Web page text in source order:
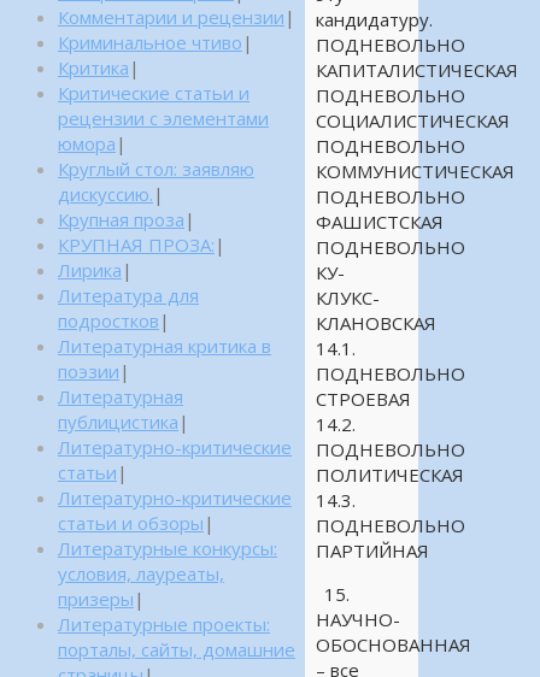
кандидатуру.
ПОДНЕВОЛЬНО
КАПИТАЛИСТИЧЕСКАЯ
ПОДНЕВОЛЬНО
СОЦИАЛИСТИЧЕСКАЯ
ПОДНЕВОЛЬНО
КОММУНИСТИЧЕСКАЯ
ПОДНЕВОЛЬНО
ФАШИСТСКАЯ
ПОДНЕВОЛЬНО
КУ-
КЛУКС-
КЛАНОВСКАЯ
14.1.
ПОДНЕВОЛЬНО
СТРОЕВАЯ
14.2.
ПОДНЕВОЛЬНО
ПОЛИТИЧЕСКАЯ
14.3.
ПОДНЕВОЛЬНО
ПАРТИЙНАЯ
15.
НАУЧНО-
ОБОСНОВАННАЯ
– все
Комментарии и рецензии |
Криминальное чтиво |
Критика |
Критические статьи и
рецензии с элементами
юмора |
Круглый стол: заявляю
дискуссию. |
Крупная проза |
КРУПНАЯ ПРОЗА: |
Лирика |
Литература для
подростков |
Литературная критика в
поэзии |
Литературная
публицистика |
Литературно-критические
статьи |
Литературно-критические
статьи и обзоры |
Литературные конкурсы:
условия, лауреаты,
призеры |
Литературные проекты:
порталы, сайты, домашние